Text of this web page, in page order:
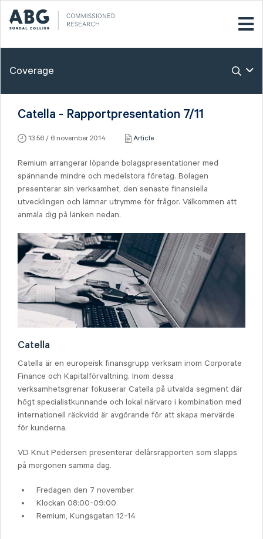
Coverage
Catella - Rapportpresentation 7/11
13:56 / 6 november 2014 Article
Remium arrangerar löpande bolagspresentationer med
spännande mindre och medelstora företag. Bolagen
presenterar sin verksamhet, den senaste finansiella
utvecklingen och lämnar utrymme för frågor. Välkommen att
anmäla dig på länken nedan.
Catella
Catella är en europeisk finansgrupp verksam inom Corporate
Finance och Kapitalförvaltning. Inom dessa
verksamhetsgrenar fokuserar Catella på utvalda segment där
högt specialistkunnande och lokal närvaro i kombination med
internationell räckvidd är avgörande för att skapa mervärde
för kunderna.
VD Knut Pedersen presenterar delårsrapporten som släpps
på morgonen samma dag.
Fredagen den 7 november
Klockan 08:00-09:00
Remium, Kungsgatan 12-14